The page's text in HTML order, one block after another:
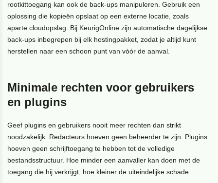
rootkittoegang kan ook de back-ups manipuleren. Gebruik een
oplossing die kopieën opslaat op een externe locatie, zoals
aparte cloudopslag. Bij KeurigOnline zijn automatische dagelijkse
back-ups inbegrepen bij elk hostingpakket, zodat je altijd kunt
herstellen naar een schoon punt van vóór de aanval.
Minimale rechten voor gebruikers
en plugins
Geef plugins en gebruikers nooit meer rechten dan strikt
noodzakelijk. Redacteurs hoeven geen beheerder te zijn. Plugins
hoeven geen schrijftoegang te hebben tot de volledige
bestandsstructuur. Hoe minder een aanvaller kan doen met de
toegang die hij verkrijgt, hoe kleiner de uiteindelijke schade.